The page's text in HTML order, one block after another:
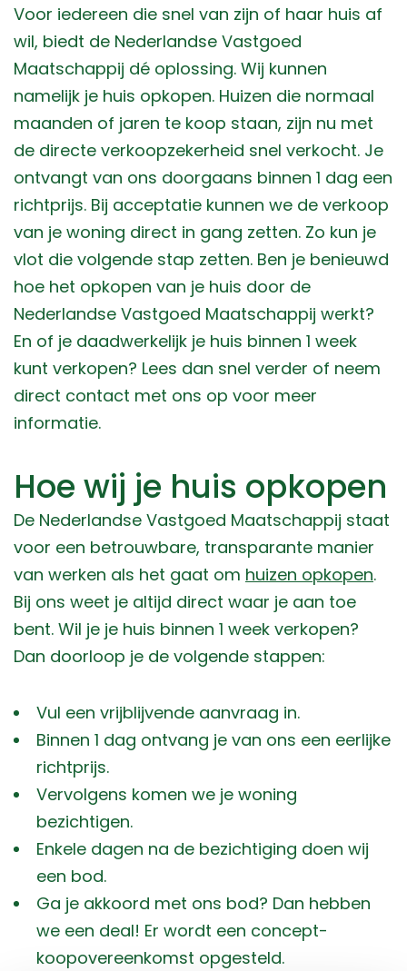
Voor iedereen die snel van zijn of haar huis af
wil, biedt de Nederlandse Vastgoed
Maatschappij dé oplossing. Wij kunnen
namelijk je huis opkopen. Huizen die normaal
maanden of jaren te koop staan, zijn nu met
de directe verkoopzekerheid snel verkocht. Je
ontvangt van ons doorgaans binnen 1 dag een
richtprijs. Bij acceptatie kunnen we de verkoop
van je woning direct in gang zetten. Zo kun je
vlot die volgende stap zetten. Ben je benieuwd
hoe het opkopen van je huis door de
Nederlandse Vastgoed Maatschappij werkt?
En of je daadwerkelijk je huis binnen 1 week
kunt verkopen? Lees dan snel verder of neem
direct contact met ons op voor meer
informatie.
Hoe wij je huis opkopen
De Nederlandse Vastgoed Maatschappij staat
voor een betrouwbare, transparante manier
van werken als het gaat om huizen opkopen.
Bij ons weet je altijd direct waar je aan toe
bent. Wil je je huis binnen 1 week verkopen?
Dan doorloop je de volgende stappen:
Vul een vrijblijvende aanvraag in.
Binnen 1 dag ontvang je van ons een eerlijke
richtprijs.
Vervolgens komen we je woning
bezichtigen.
Enkele dagen na de bezichtiging doen wij
een bod.
Ga je akkoord met ons bod? Dan hebben
we een deal! Er wordt een concept-
koopovereenkomst opgesteld.